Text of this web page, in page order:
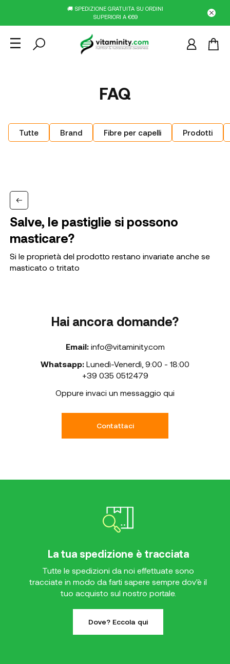
🚚 SPEDIZIONE GRATUITA SU ORDINI
SUPERIORI A €69
FAQ
Tutte Brand Fibre per capelli Prodotti
Salve, le pastiglie si possono
masticare?
Si le proprietà del prodotto restano invariate anche se
masticato o tritato
Hai ancora domande?
Email: info@vitaminity.com
Whatsapp: Lunedì-Venerdì 9:00 - 18:00
+39 035 0512479
Oppure invaci un messaggio qui
Contattaci
La tua spedizione è tracciata
Tutte le spedizioni da noi effettuate sono
tracciate in modo da farti sapere sempre dov'è il
tuo acquisto sul nostro portale.
Dove? Eccola qui